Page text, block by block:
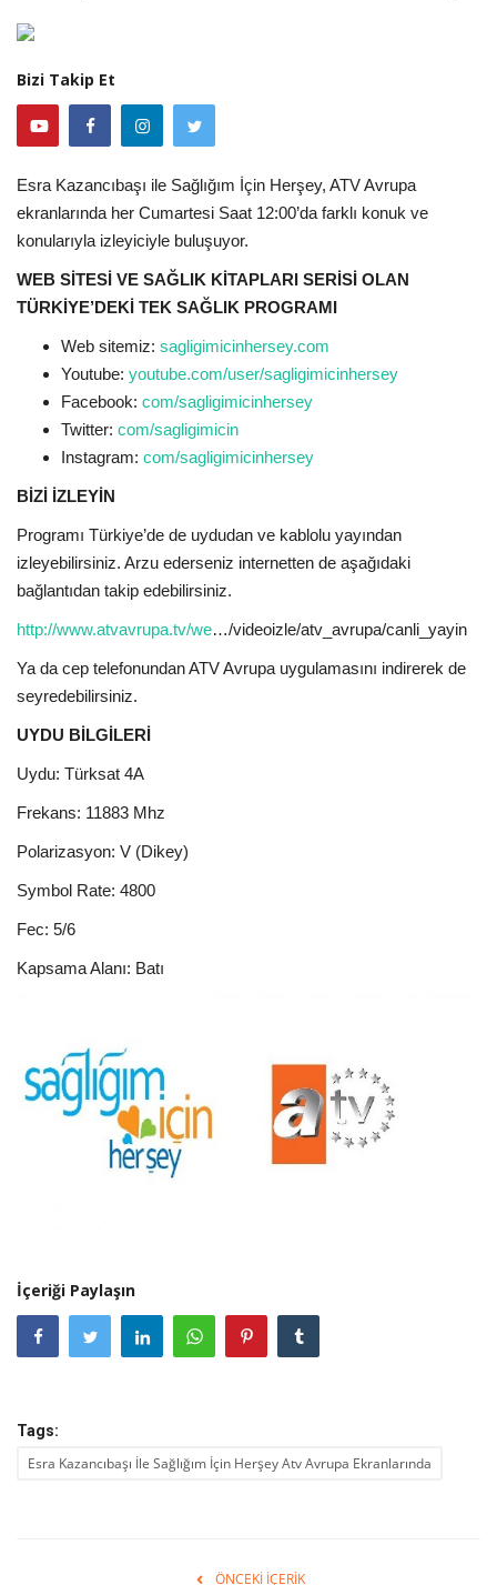
Bizi Takip Et
Esra Kazancıbaşı ile Sağlığım İçin Herşey, ATV Avrupa
ekranlarında her Cumartesi Saat 12:00’da farklı konuk ve
konularıyla izleyiciyle buluşuyor.
WEB SİTESİ VE SAĞLIK KİTAPLARI SERİSİ OLAN
TÜRKİYE’DEKİ TEK SAĞLIK PROGRAMI
Web sitemiz: sagligimicinhersey.com
Youtube: youtube.com/user/sagligimicinhersey
Facebook: com/sagligimicinhersey
Twitter: com/sagligimicin
Instagram: com/sagligimicinhersey
BİZİ İZLEYİN
Programı Türkiye’de de uydudan ve kablolu yayından
izleyebilirsiniz. Arzu ederseniz internetten de aşağıdaki
bağlantıdan takip edebilirsiniz.
http://www.atvavrupa.tv/we…/videoizle/atv_avrupa/canli_yayin
Ya da cep telefonundan ATV Avrupa uygulamasını indirerek de
seyredebilirsiniz.
UYDU BİLGİLERİ
Uydu: Türksat 4A
Frekans: 11883 Mhz
Polarizasyon: V (Dikey)
Symbol Rate: 4800
Fec: 5/6
Kapsama Alanı: Batı
İçeriği Paylaşın
Tags:
Esra Kazancıbaşı İle Sağlığım İçin Herşey Atv Avrupa Ekranlarında
ÖNCEKI İÇERIK